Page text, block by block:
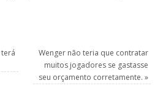
terá
Wenger não teria que contratar
muitos jogadores se gastasse
seu orçamento corretamente. »